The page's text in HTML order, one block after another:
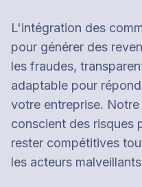
L'intégration des
pour générer des
les fraudes,
adaptable pour
votre entreprise.
conscient des risques
rester compétitives
les acteurs